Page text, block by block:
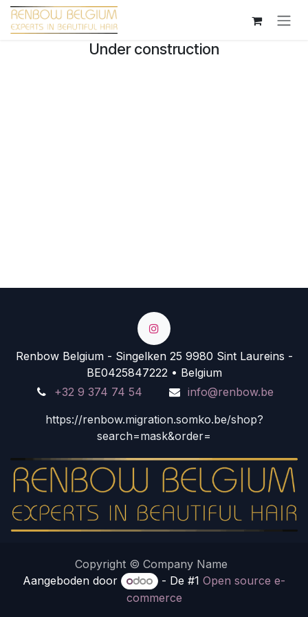
Overslaan naar inhoud
Under construction
Renbow Belgium - Singelken 25 9980 Sint Laureins -
BE0425847222 • Belgium
+32 9 374 74 54
info@renbow.be
https://renbow.migration.somko.be/shop?
search=mask&order=
Copyright © Company Name
Aangeboden door
- De #1Open source e-
commerce